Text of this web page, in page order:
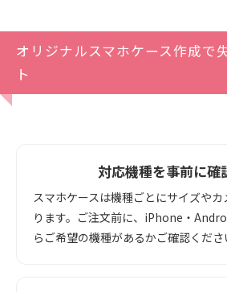
オリジナルスマホケース作成で
ト
対応機種を事前に確
スマホケースは機種ごとにサイズや
ります。ご注文前に、iPhone・
らご希望の機種があるかご確認くださ